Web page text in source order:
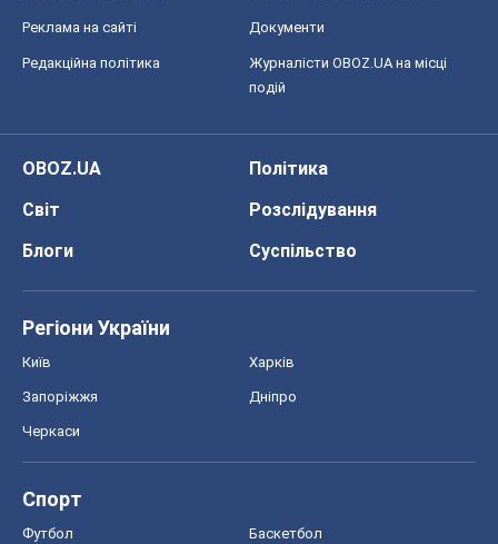
Реклама на сайті Документи
Редакційна політика
Журналісти OBOZ.UA на місці
подій
OBOZ.UA
Політика
Світ
Розслідування
Блоги
Суспільство
Регіони України
Київ Харків
Запоріжжя Дніпро
Черкаси
Спорт
Футбол Баскетбол